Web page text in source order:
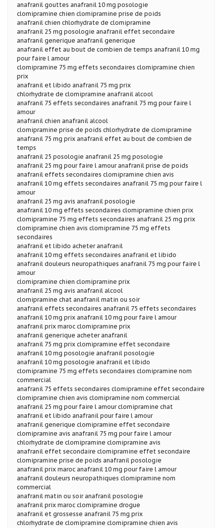
anafranil gouttes anafranil 10 mg posologie
clomipramine chien clomipramine prise de poids
anafranil chien chlorhydrate de clomipramine
anafranil 25 mg posologie anafranil effet secondaire
anafranil generique anafranil generique
anafranil effet au bout de combien de temps anafranil 10 mg
pour faire l amour
clomipramine 75 mg effets secondaires clomipramine chien
prix
anafranil et libido anafranil 75 mg prix
chlorhydrate de clomipramine anafranil alcool
anafranil 75 effets secondaires anafranil 75 mg pour faire l
amour
anafranil chien anafranil alcool
clomipramine prise de poids chlorhydrate de clomipramine
anafranil 75 mg prix anafranil effet au bout de combien de
temps
anafranil 25 posologie anafranil 25 mg posologie
anafranil 25 mg pour faire l amour anafranil prise de poids
anafranil effets secondaires clomipramine chien avis
anafranil 10 mg effets secondaires anafranil 75 mg pour faire l
amour
anafranil 25 mg avis anafranil posologie
anafranil 10 mg effets secondaires clomipramine chien prix
clomipramine 75 mg effets secondaires anafranil 25 mg prix
clomipramine chien avis clomipramine 75 mg effets
secondaires
anafranil et libido acheter anafranil
anafranil 10 mg effets secondaires anafranil et libido
anafranil douleurs neuropathiques anafranil 75 mg pour faire l
amour
clomipramine chien clomipramine prix
anafranil 25 mg avis anafranil alcool
clomipramine chat anafranil matin ou soir
anafranil effets secondaires anafranil 75 effets secondaires
anafranil 10 mg prix anafranil 10 mg pour faire l amour
anafranil prix maroc clomipramine prix
anafranil generique acheter anafranil
anafranil 75 mg prix clomipramine effet secondaire
anafranil 10 mg posologie anafranil posologie
anafranil 10 mg posologie anafranil et libido
clomipramine 75 mg effets secondaires clomipramine nom
commercial
anafranil 75 effets secondaires clomipramine effet secondaire
clomipramine chien avis clomipramine nom commercial
anafranil 25 mg pour faire l amour clomipramine chat
anafranil et libido anafranil pour faire l amour
anafranil generique clomipramine effet secondaire
clomipramine avis anafranil 75 mg pour faire l amour
chlorhydrate de clomipramine clomipramine avis
anafranil effet secondaire clomipramine effet secondaire
clomipramine prise de poids anafranil posologie
anafranil prix maroc anafranil 10 mg pour faire l amour
anafranil douleurs neuropathiques clomipramine nom
commercial
anafranil matin ou soir anafranil posologie
anafranil prix maroc clomipramine drogue
anafranil et grossesse anafranil 75 mg prix
chlorhydrate de clomipramine clomipramine chien avis